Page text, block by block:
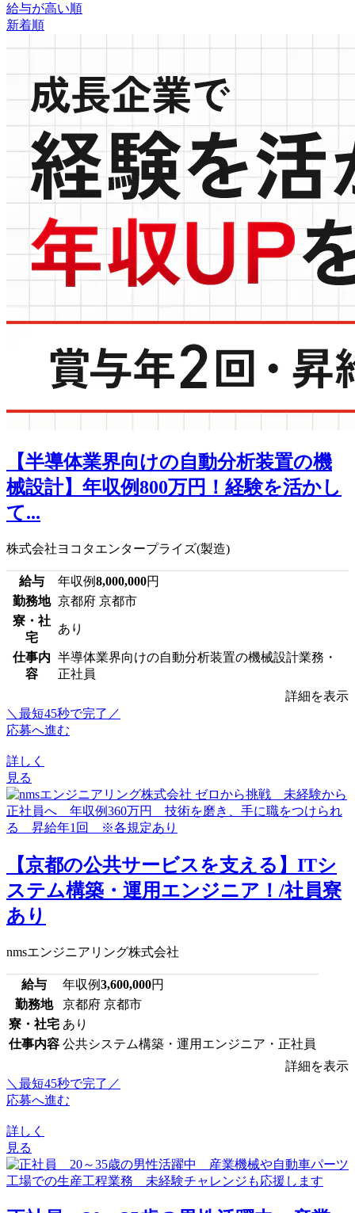
給与が高い順
新着順
【半導体業界向けの自動分析装置の機
械設計】年収例800万円！経験を活かし
て...
株式会社ヨコタエンタープライズ(製造)
給与 年収例8,000,000円
勤務地 京都府 京都市
寮・社
宅
あり
仕事内
容
半導体業界向けの自動分析装置の機械設計業務・
正社員
詳細を表示
＼最短45秒で完了／
応募へ進む
詳しく
見る
【京都の公共サービスを支える】ITシ
ステム構築・運用エンジニア！/社員寮
あり
nmsエンジニアリング株式会社
給与 年収例3,600,000円
勤務地
京都府 京都市
寮・社宅 あり
仕事内容 公共システム構築・運用エンジニア・正社員
詳細を表示
＼最短45秒で完了／
応募へ進む
詳しく
見る